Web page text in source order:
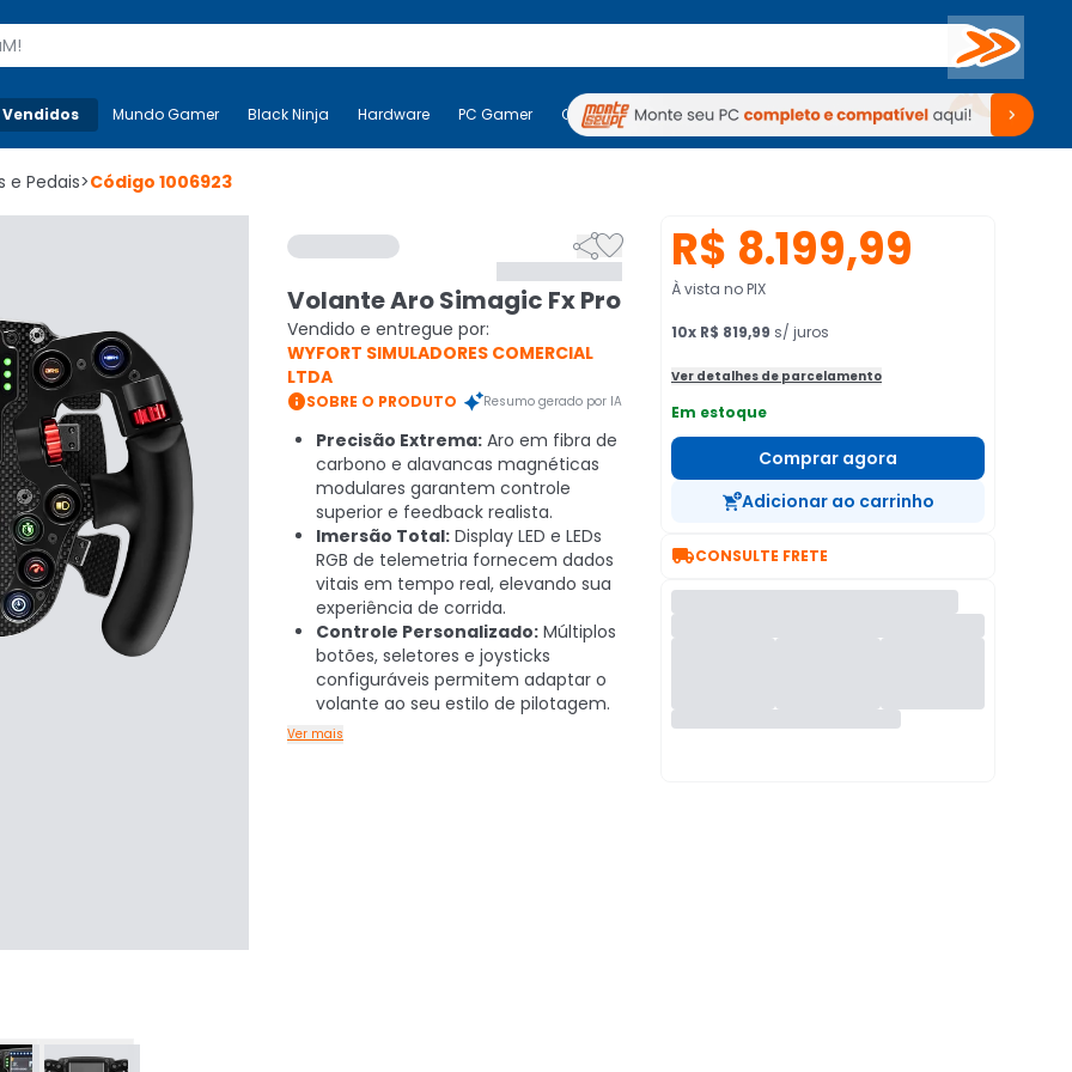
Buscar
Mais-v- Mundo Gamer Black Ninja Hardware PC Gamer Computadores Periféricos TV Venda no KaBuM!
Mundo Gamer Black Ninja Hardware PC Gamer Computadores Periféricos TV Venda no KaBuM!
e Pedais>Código 1006923

Volante Aro Simagic Fx Pro
Vendido e entregue por:
WYFORT SIMULADORES COMERCIAL
LTDA
SOBRE O PRODUTO Resumo gerado por IA
Precisão Extrema: Aro em fibra de
carbono e alavancas magnéticas
modulares garantem controle
superior e feedback realista.
Imersão Total: Display LED e LEDs
RGB de telemetria fornecem dados
vitais em tempo real, elevando sua
experiência de corrida.
Controle Personalizado: Múltiplos
botões, seletores e joysticks
configuráveis permitem adaptar o
volante ao seu estilo de pilotagem.
Ver mais
R$ 8.199,99
À vista no PIX
10x R$ 819,99 s/ juros
Ver detalhes de parcelamento
Em estoque
Comprar agora
Adicionar ao carrinho
CONSULTE FRETE